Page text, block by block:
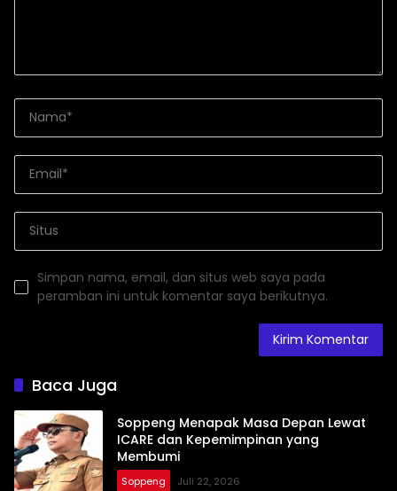
Simpan nama, email, dan situs web saya pada
peramban ini untuk komentar saya berikutnya.
Baca Juga
Soppeng Menapak Masa Depan Lewat
ICARE dan Kepemimpinan yang
Membumi
Soppeng Juli 22, 2026